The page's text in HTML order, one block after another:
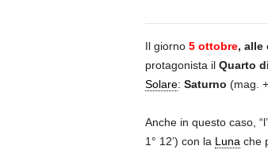
Il giorno 5 ottobre, alle
protagonista il Quarto di
Solare: Saturno (mag.
Anche in questo caso,
1° 12’) con la Luna che